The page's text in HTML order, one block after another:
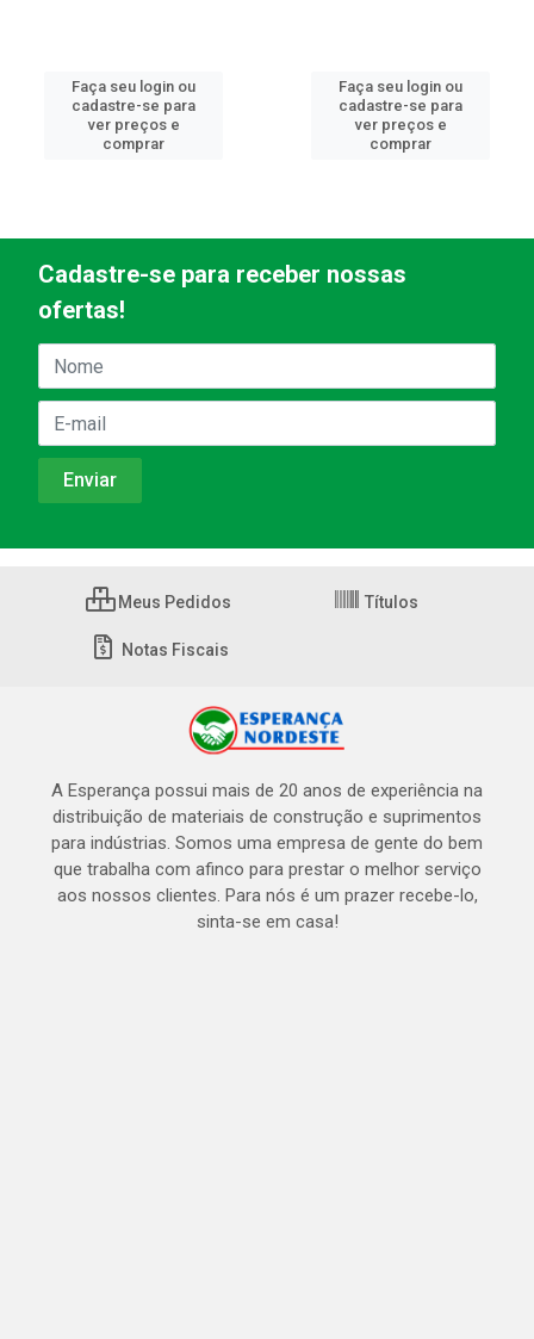
Faça seu login ou
cadastre-se para
ver preços e
comprar
Faça seu login ou
cadastre-se para
ver preços e
comprar
Cadastre-se para receber nossas
ofertas!
Meus Pedidos Títulos
Notas Fiscais
A Esperança possui mais de 20 anos de experiência na
distribuição de materiais de construção e suprimentos
para indústrias. Somos uma empresa de gente do bem
que trabalha com afinco para prestar o melhor serviço
aos nossos clientes. Para nós é um prazer recebe-lo,
sinta-se em casa!